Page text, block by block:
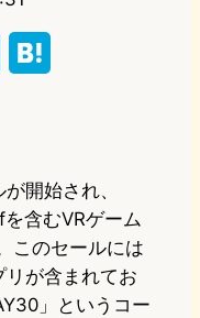
b
o
o
e
n
a
開始され、
含むVRゲーム
このセールには
が含まれてお
」というコー